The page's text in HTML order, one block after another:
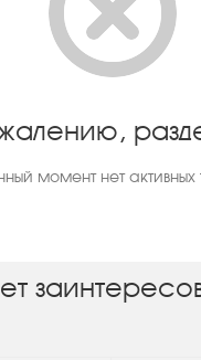
момент нет активных